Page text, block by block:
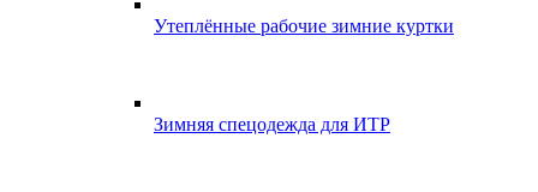
Утеплённые рабочие зимние куртки
Зимняя спецодежда для ИТР